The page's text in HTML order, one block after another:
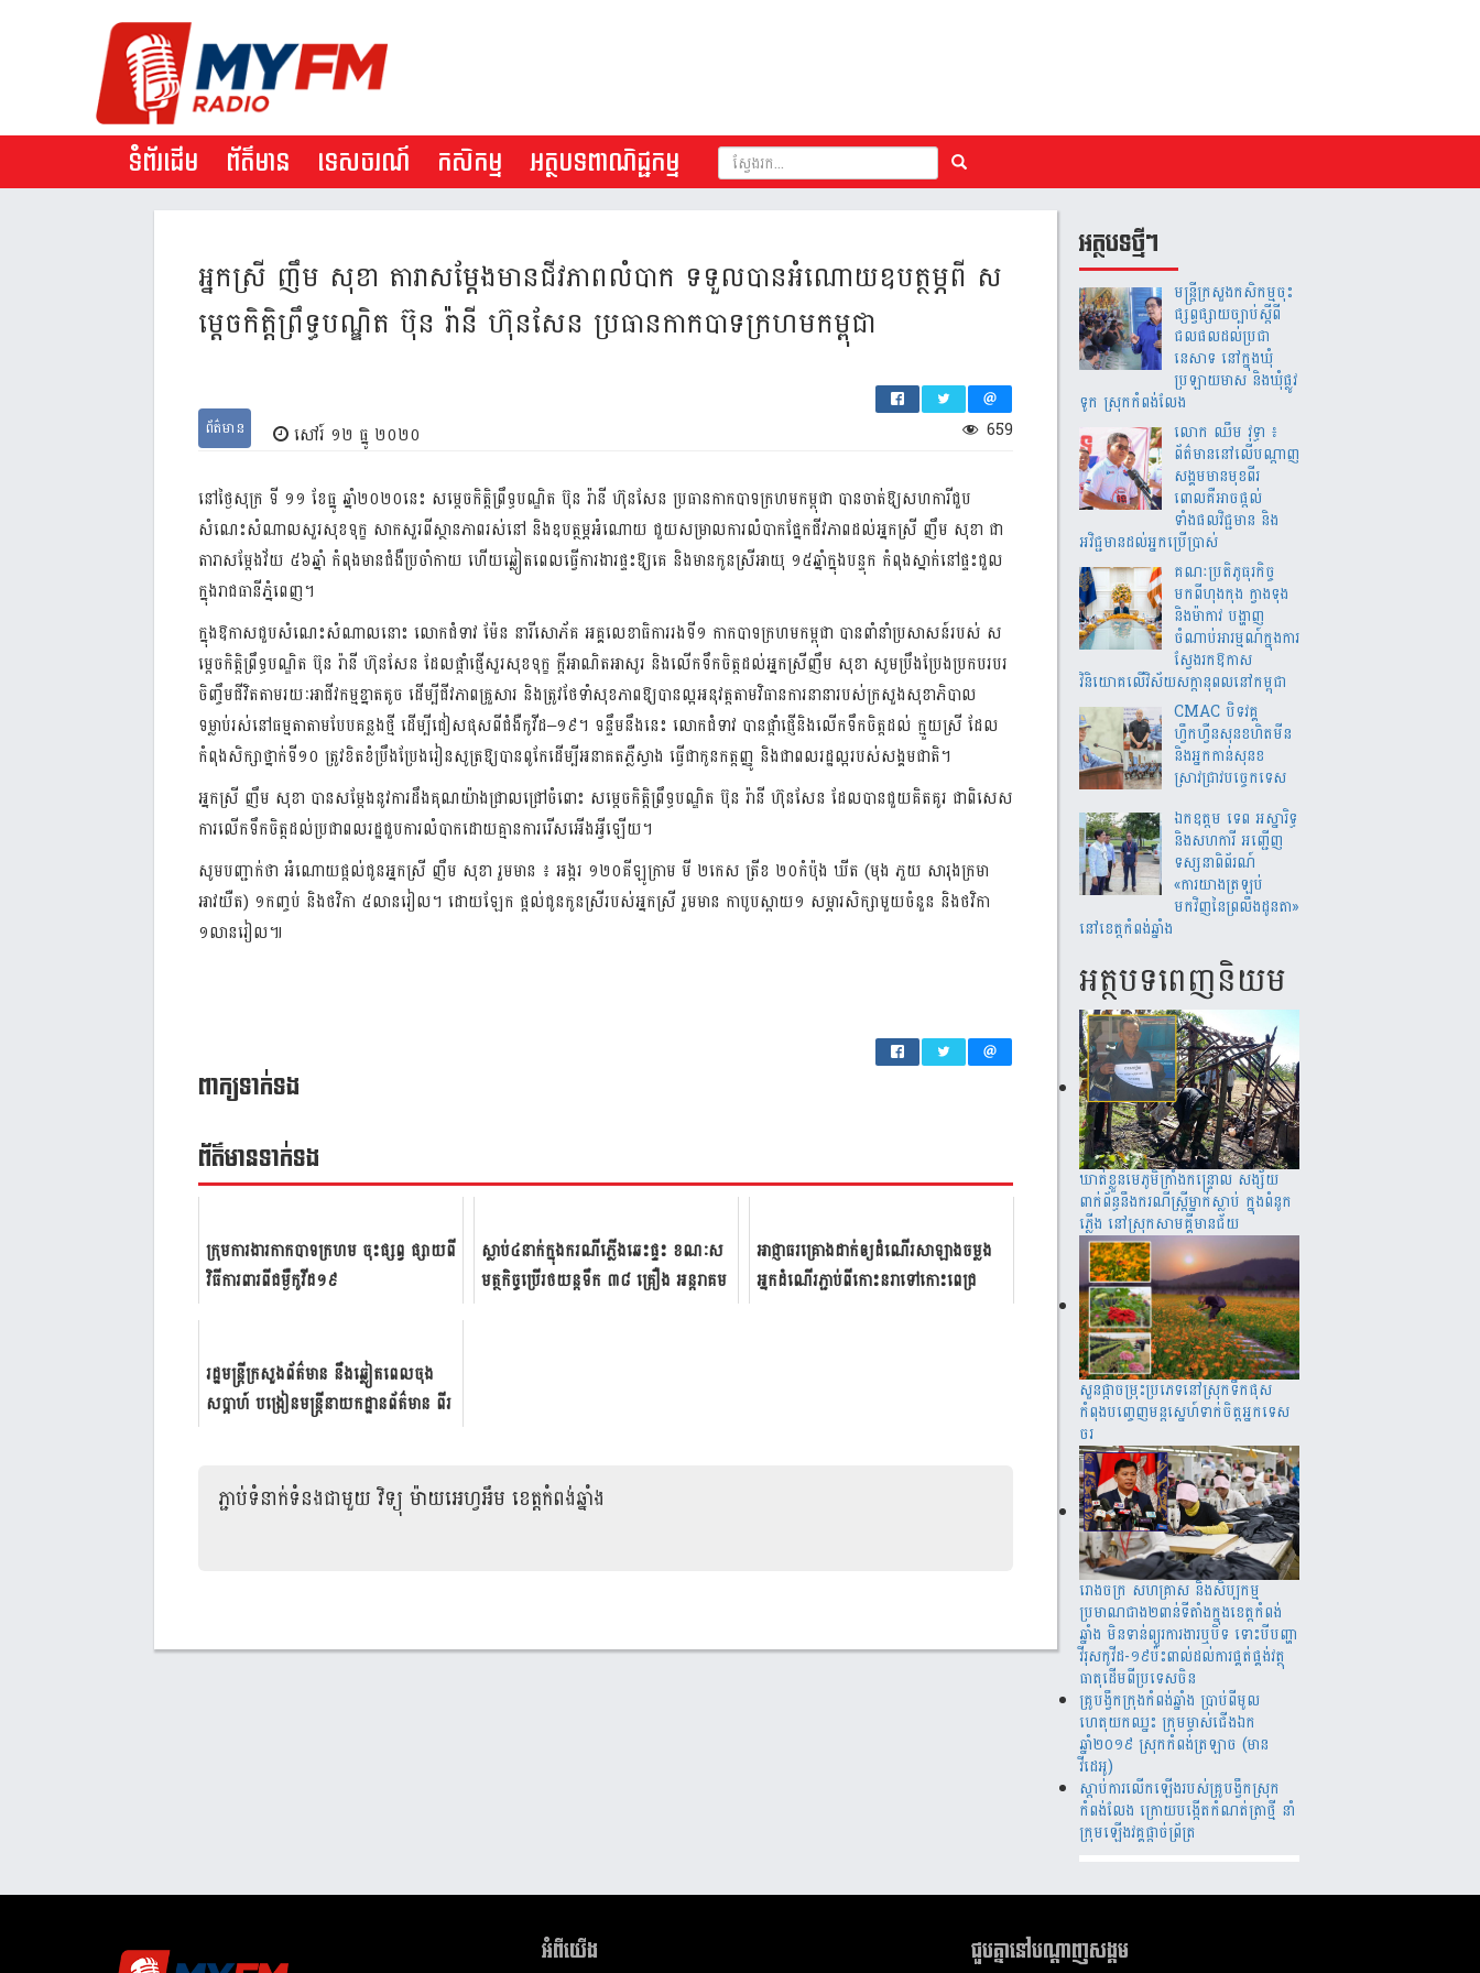
ទំព័រដើម ព័ត៌មាន ទេសចរណ៍ កសិកម្ម អត្ថបទពាណិជ្ជកម្ម
អ្នក​ស្រី ញឹម ​សុខា​ តារា​​សម្តែង​​មាន​ជីវភាព​លំបាក​​ ទទួល​បាន​អំណោយ​ឧបត្ថម្ភ​ពី ស
ម្តេច​កិត្តិព្រឹទ្ធ​បណ្ឌិត​ ប៊ុន រ៉ានី ហ៊ុនសែន​ ប្រធាន​កាក​បាទ​ក្រហម​កម្ពុជា​
659
ព័ត៌មាន សៅរ៍ ១២ ធ្នូ ២០២០
នៅថ្ងៃសុក្រ ទី ១១ ខែធ្នូឆ្នាំ២០២០នេះ សម្តេចកិត្តិព្រឹទ្ធបណ្ឌិត ប៊ុន រ៉ានី ហ៊ុនសែន ប្រធានកាកបាទក្រហមកម្ពុជា បានចាត់ឱ្យសហការីជួប
សំណេះសំណាលសួរសុខទុក្ខ សាកសួរពីស្ថានភាពរស់នៅ និងឧបត្ថម្ភអំណោយ ជួយសម្រាលការលំបាកផ្នែកជីវភាពដល់អ្នកស្រី ញឹម សុខា ជា
តារាសម្តែងវ័យ ៥៦ឆ្នាំ កំពុងមានជំងឺប្រចាំកាយ ហើយឆ្លៀតពេលធ្វើការងារផ្ទះឱ្យគេ និងមានកូនស្រីអាយុ ១៥ឆ្នាំក្នុងបន្ទុក កំពុងស្នាក់នៅផ្ទះជួល
ក្នុងរាជធានីភ្នំពេញ។
ក្នុងឱកាសជួបសំណេះសំណាលនោះ លោកជំទាវ ម៉ែន នារីសោភ័គ អគ្គលេខាធិការរងទី១ កាកបាទក្រហមកម្ពុជា បានពាំនាំប្រសាសន៍របស់ ស
ម្តេចកិត្តិព្រឹទ្ធបណ្ឌិត ប៊ុន រ៉ានី ហ៊ុនសែន ដែលផ្តាំផ្ញើសួរសុខទុក្ខ ក្តីអាណិតអាសូរ និងលើកទឹកចិត្តដល់អ្នកស្រីញឹម សុខា សូមប្រឹងប្រែងប្រកបរបរ
ចិញ្ចឹមជីវិតតាមរយៈអាជីវកម្មខ្នាតតូច ដើម្បីជីវភាពគ្រួសារ និងត្រូវថែទាំសុខភាពឱ្យបានល្អអនុវត្តតាមវិធានការនានារបស់ក្រសួងសុខាភិបាល
ទម្លាប់រស់នៅធម្មតាតាមបែបគន្លងថ្មី ដើម្បីជៀសផុសពីជំងឺកូវីដ–១៩។ ទន្ទឹមនឹងនេះ លោកជំទាវ បានផ្តាំផ្ញើនិងលើកទឹកចិត្តដល់ ក្មួយស្រី ដែល
កំពុងសិក្សាថ្នាក់ទី១០ ត្រូវខិតខំប្រឹងប្រែងរៀនសូត្រឱ្យបានពូកែដើម្បីអនាគតភ្លឺស្វាង ធ្វើជាកូនកត្តញ្ញូ និងជាពលរដ្ឋល្អរបស់សង្គមជាតិ។
អ្នកស្រី ញឹម សុខា បានសម្តែងនូវការដឹងគុណយ៉ាងជ្រាលជ្រៅចំពោះ សម្តេចកិត្តិព្រឹទ្ធបណ្ឌិត ប៊ុន រ៉ានី ហ៊ុនសែន ដែលបានជួយគិតគូរ ជាពិសេស
ការលើកទឹកចិត្តដល់ប្រជាពលរដ្ឋជួបការលំបាកដោយគ្មានការរើសអើងអ្វីឡើយ។
សូមបញ្ជាក់ថា អំណោយផ្តល់ជូនអ្នកស្រី ញឹម សុខា រួមមាន ៖ អង្ករ ១២០គីឡូក្រាម មី ២កេស ត្រីខ ២០កំប៉ុង ឃីត (មុង ភួយ សារុងក្រមា
អាវយឺត) ១កញ្ចប់ និងថវិកា ៥លានរៀល។ ដោយឡែក ផ្តល់ជូនកូនស្រីរបស់អ្នកស្រី រួមមាន កាបូបស្ពាយ១ សម្ភារសិក្សាមួយចំនួន និងថវិកា
១លានរៀល៕
ពាក្យទាក់ទង
ព័ត៌មាន​ទាក់​ទង
ក្រុមការងារកាកបាទក្រហម ចុះផ្សព្វ ផ្សាយពី
វិធីការពារពីជម្ងឺកូវីដ១៩
ស្លាប់​៤​នាក់​ក្នុង​ករណី​ភ្លើង​ឆេះ​ផ្ទះ​ ខណៈ​ស​
ម​ត្ថកិច្ច​ប្រើ​រថ​យន្ត​ទឹក​ ៣៨​ គ្រឿង​ អន្ត​រា​គ​ម​
អាជ្ញាធរ​គ្រោង​ដាក់​ឲ្យ​ដំណើរ​សាឡាង​ចម្លង​​
អ្នកដំណើរ​ភ្ជាប់ពី​កោះនរា​ទៅកោះ​ពេជ្រ
រដ្ឋ​មន្ត្រី​ក្រសួង​ព័ត៌​មាន​ នឹង​ឆ្លៀត​ពេល​ចុង​
សប្តាហ៍​ បង្រៀន​មន្ត្រី​នាយក​ដ្ឋាន​ព័ត៌​មាន​ ពីរ​
ភ្ជាប់ទំនាក់ទំនងជាមួយវិទ្យុ ម៉ាយអេហ្វអឹម ខេត្តកំពង់ឆ្នាំង
អត្ថបទថ្មីៗ
មន្ត្រីក្រសួងកសិកម្មចុះ
ផ្សព្វផ្សាយច្បាប់ស្តីពី
ជលផលដល់ប្រជា
នេសាទ នៅក្នុងឃុំ
ប្រឡាយមាស និងឃុំផ្លូវ
ទូក ស្រុកកំពង់លែង
‎​លោក ឈឹម វុទ្ធា ៖
ព័ត៌មាននៅលើបណ្តាញ
សង្គមមានមុខពីរ
ពោលគឺអាចផ្តល់
ទាំងផលវិជ្ជមាន និង
អវិជ្ជមានដល់អ្នកប្រើប្រាស់
គណៈប្រតិភូធុរកិច្ច
មកពីហុងកុង ក្វាងទុង
និងម៉ាកាវ បង្ហាញ
ចំណាប់អារម្មណ៍ក្នុងការ
ស្វែងរកឱកាស
វិនិយោគលើវិស័យសក្តានុពលនៅកម្ពុជា
CMAC បិទវគ្គ
ហ្វឹកហ្វឺនសុនខហិតមីន
និងអ្នកកាន់សុនខ
ស្រាវជ្រាវបច្ចេកទេស
ឯកឧត្តម ទេព អស្នារិទ្ធ
និងសហការី អញ្ជើញ
ទស្សនាពិព័រណ៍
«ការយាងត្រឡប់
មកវិញនៃព្រលឹងដូនតា»
នៅខេត្តកំពង់ឆ្នាំង
អត្ថបទពេញនិយម
ឃាត់​ខ្លួន​មេភូមិ​ក្រាំង​កន្រ្ទោល សង្ស័យ​
ពាក់ព័ន្ធ​នឹ​ង​​ករណី​ស្រ្តីម្នាក់​ស្លាប់ ​ក្នុង​ពំនូក​
ភ្លើង​ នៅស្រុក​សាម​គ្គីមាន​ជ័យ
សួន​​ផ្កា​ច​ម្រុះ​​ប្រភេទ​​នៅ​​ស្រុក​​​ទឹក​​ផុស​​
កំពុង​​បញ្ចេញ​​​មន្តស្នេហ៍​​​​ទាក់​​​ចិត្ត​​អ្នកទេស​​
ចរ​
រោងចក្រ ​សហគ្រាស​ និងសិប្បកម្ម
ប្រមាណ​​​ជាង​​២ពាន់​​ទីតាំង​​ក្នុង​​ខេត្តកំពង់​
ឆ្នាំង​ មិន​ទាន់ព្យួរការងារ​ឬបិទ ទោះបីបញ្ហា
វីរុសកូវីដ-១៩ប៉ះពាល់ដល់ការ​ផ្គត់​ផ្គង់​វត្ថុ​
ធាតុ​​ដើម​​ពី​​ប្រទេស​ចិន​
គ្រូបង្វឹកក្រុងកំពង់ឆ្នាំង ប្រាប់ពីមូល
ហេតុយកឈ្នះ ក្រុមម្ចាស់ជើងឯក
ឆ្នាំ២០១៩ ស្រុកកំពង់ត្រឡាច (មាន
វីដេអូ)
ស្តាប់ការលើកឡើងរបស់គ្រូបង្វឹកស្រុក
កំពង់លែង ក្រោយបង្កើតកំណត់ត្រាថ្មី នាំ
ក្រុមឡើងវគ្គផ្តាច់ព័្រត្រ
អំពីយើង ជួបគ្នានៅបណ្តាញសង្គម